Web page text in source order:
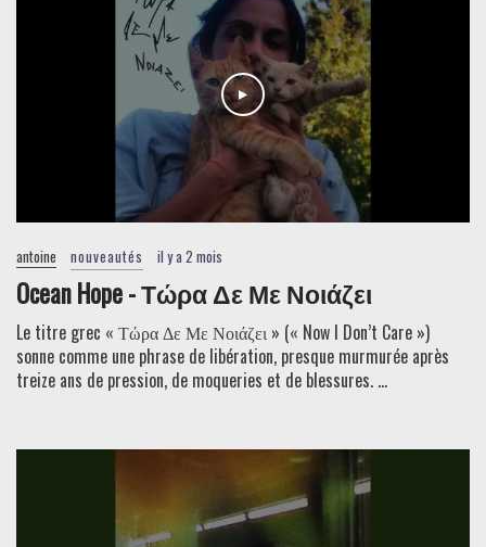
antoine nouveautés il y a 2 mois
Ocean Hope - Τώρα Δε Με Νοιάζει
Le titre grec « Τώρα Δε Με Νοιάζει » (« Now I Don’t Care »)
sonne comme une phrase de libération, presque murmurée après
treize ans de pression, de moqueries et de blessures. ...